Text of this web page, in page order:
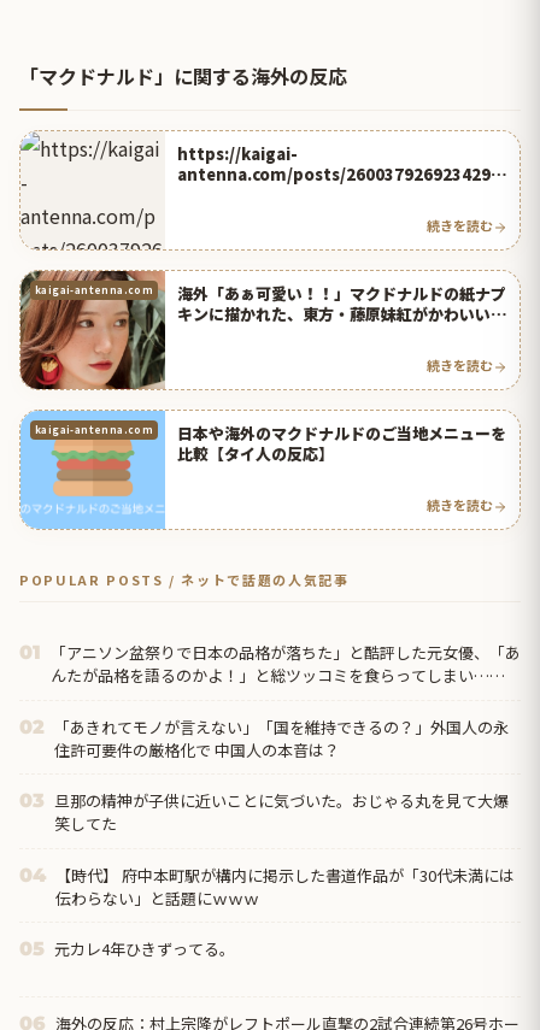
「マクドナルド」に関する海外の反応
https://kaigai-
antenna.com/posts/2600379269234294
続きを読む
kaigai-antenna.com
海外「あぁ可愛い！！」マクドナルドの紙ナプ
キンに描かれた、東方・藤原妹紅がかわいい！
続きを読む
kaigai-antenna.com
日本や海外のマクドナルドのご当地メニューを
比較【タイ人の反応】
続きを読む
POPULAR POSTS / ネットで話題の人気記事
01
「アニソン盆祭りで日本の品格が落ちた」と酷評した元女優、「あ
んたが品格を語るのかよ！」と総ツッコミを食らってしまい……
02
「あきれてモノが言えない」「国を維持できるの？」外国人の永
住許可要件の厳格化で 中国人の本音は？
03 旦那の精神が子供に近いことに気づいた。おじゃる丸を見て大爆
笑してた
04
【時代】 府中本町駅が構内に掲示した書道作品が「30代未満には
伝わらない」と話題にｗｗｗ
05 元カレ4年ひきずってる。
06 海外の反応：村上宗隆がレフトポール直撃の2試合連続第26号ホー